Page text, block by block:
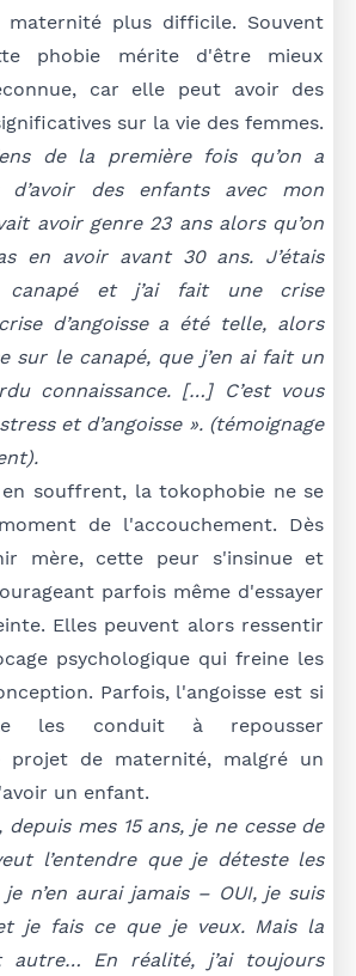
maternité plus difficile. Souvent
phobie mérite d'être mieux
car elle peut avoir des
sur la vie des femmes.
de la première fois qu’on a
des enfants avec mon
avoir genre 23 ans alors qu’on
en avoir avant 30 ans. J’étais
et j’ai fait une crise
d’angoisse a été telle, alors
sur le canapé, que j’en ai fait un
connaissance. […] C’est vous
et d’angoisse ». (témoignage
souffrent, la tokophobie ne se
de l'accouchement. Dès
mère, cette peur s'insinue et
parfois même d'essayer
Elles peuvent alors ressentir
psychologique qui freine les
Parfois, l'angoisse est si
les conduit à repousser
projet de maternité, malgré un
un enfant.
depuis mes 15 ans, je ne cesse de
l’entendre que je déteste les
n’en aurai jamais – OUI, je suis
je fais ce que je veux. Mais la
En réalité, j’ai toujours